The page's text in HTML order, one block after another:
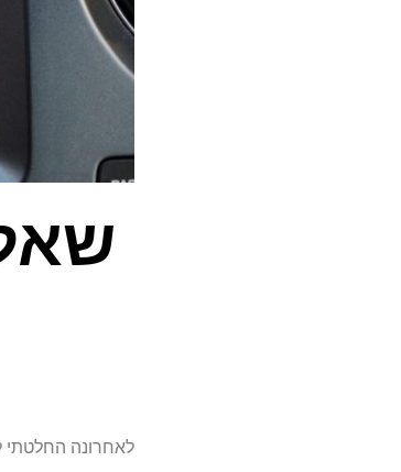
לאחרונה החלטתי